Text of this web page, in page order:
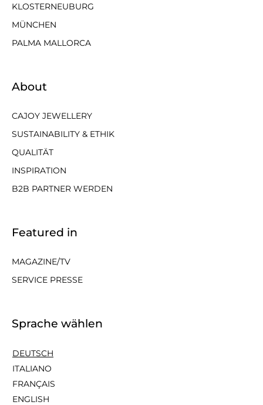
KLOSTERNEUBURG
MÜNCHEN
PALMA MALLORCA
About
CAJOY JEWELLERY
SUSTAINABILITY & ETHIK
QUALITÄT
INSPIRATION
B2B PARTNER WERDEN
Featured in
MAGAZINE/TV
SERVICE PRESSE
Sprache wählen
DEUTSCH
ITALIANO
FRANÇAIS
ENGLISH